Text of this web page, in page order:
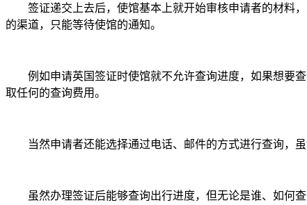
签证递交上去后，使馆基本上就开始审核申请者的材料，
的渠道，只能等待使馆的通知。
例如申请英国签证时使馆就不允许查询进度，如果想要查
取任何的查询费用。
当然申请者还能选择通过电话、邮件的方式进行查询，虽
虽然办理签证后能够查询出行进度，但无论是谁、如何查